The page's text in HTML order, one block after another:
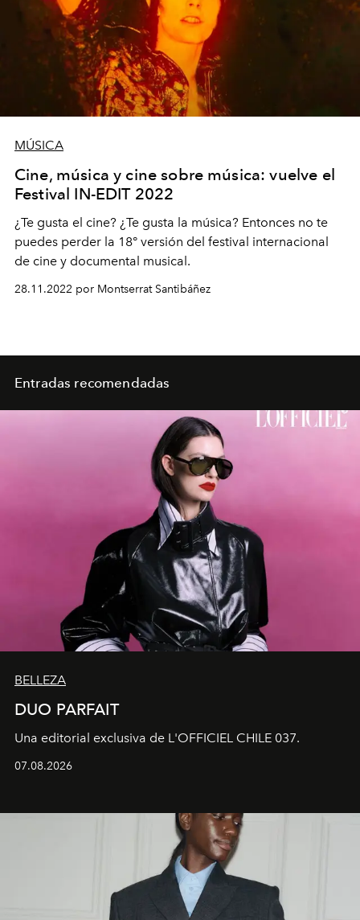
MÚSICA
Cine, música y cine sobre música: vuelve el
Festival IN-EDIT 2022
¿Te gusta el cine? ¿Te gusta la música? Entonces no te
puedes perder la 18° versión del festival internacional
de cine y documental musical.
28.11.2022 por Montserrat Santibáñez
Entradas recomendadas
BELLEZA
DUO PARFAIT
Una editorial exclusiva de L'OFFICIEL CHILE 037.
07.08.2026